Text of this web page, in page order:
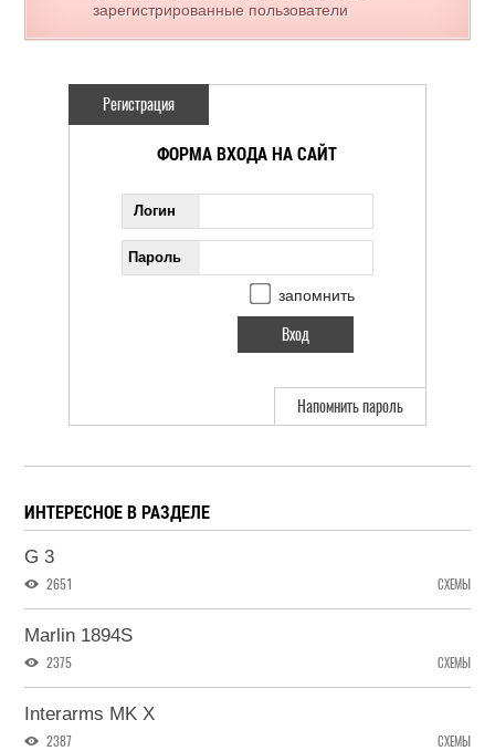
зарегистрированные пользователи
Регистрация
ФОРМА ВХОДА НА САЙТ
Логин
Пароль
запомнить
Напомнить пароль
ИНТЕРЕСНОЕ В РАЗДЕЛЕ
G 3
2651 СХЕМЫ
Marlin 1894S
2375 СХЕМЫ
Interarms MK X
2387 СХЕМЫ